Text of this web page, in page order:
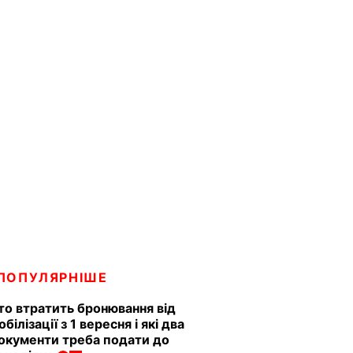
втратить бронювання від
з 1 вересня і які два
треба подати до